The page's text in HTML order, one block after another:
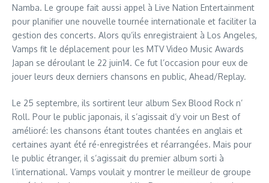
Namba. Le groupe fait aussi appel à Live Nation Entertainment
pour planifier une nouvelle tournée internationale et faciliter la
gestion des concerts. Alors qu’ils enregistraient à Los Angeles,
Vamps fit le déplacement pour les MTV Video Music Awards
Japan se déroulant le 22 juin14. Ce fut l’occasion pour eux de
jouer leurs deux derniers chansons en public, Ahead/Replay.
Le 25 septembre, ils sortirent leur album Sex Blood Rock n’
Roll. Pour le public japonais, il s’agissait d’y voir un Best of
amélioré: les chansons étant toutes chantées en anglais et
certaines ayant été ré-enregistrées et réarrangées. Mais pour
le public étranger, il s’agissait du premier album sorti à
l’international. Vamps voulait y montrer le meilleur de groupe